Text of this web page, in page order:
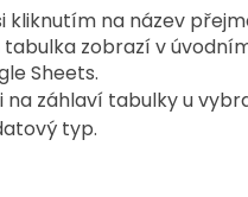
kliknutím na název
tabulka zobrazí v
Sheets.
na záhlaví tabulky u
typ.